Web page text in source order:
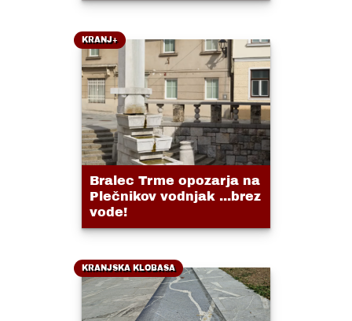
KRANJ+
Bralec Trme opozarja na
Plečnikov vodnjak ...brez
vode!
KRANJSKA KLOBASA